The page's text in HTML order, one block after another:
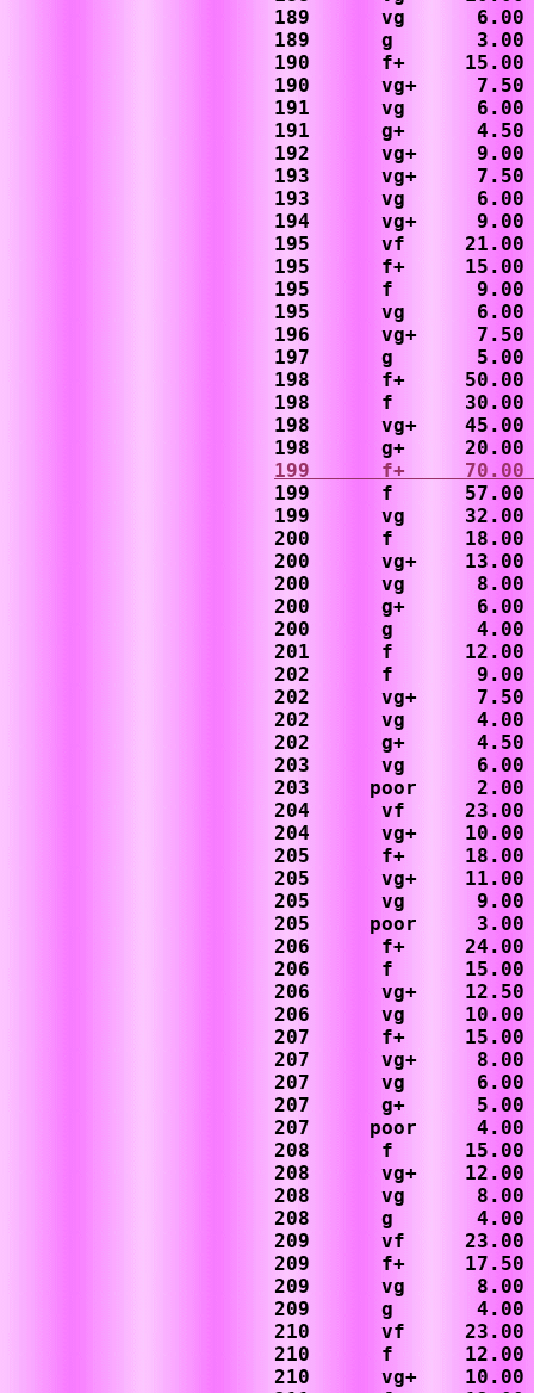
189      vg      6.00
189      g       3.00
190      f+     15.00
190      vg+     7.50
191      vg      6.00
191      g+      4.50
192      vg+     9.00
193      vg+     7.50
193      vg      6.00
194      vg+     9.00
195      vf     21.00
195      f+     15.00
195      f       9.00
195      vg      6.00
196      vg+     7.50
197      g       5.00
198      f+     50.00
198      f      30.00
198      vg+    45.00
199      f+     70.00
199      f      57.00
199      vg     32.00
200      f      18.00
200      vg+    13.00
200      vg      8.00
200      g+      6.00
200      g       4.00
201      f      12.00
202      f       9.00
202      vg+     7.50
202      vg      4.00
202      g+      4.50
203      vg      6.00
203     poor
204      vf     23.00
204      vg+    10.00
205      f+     18.00
205      vg+    11.00
205      vg      9.00
205     poor     3.00
206      f+     24.00
206      f      15.00
206      vg+    12.50
206      vg     10.00
207      f+     15.00
207      vg+     8.00
207      vg      6.00
207      g+      5.00
207     poor     4.00
208      f      15.00
208      vg+    12.00
208      vg      8.00
208      g       4.00
209      vf     23.00
209      f+     17.50
209      vg      8.00
209      g       4.00
210      vf     23.00
210      f      12.00
210      vg+    10.00